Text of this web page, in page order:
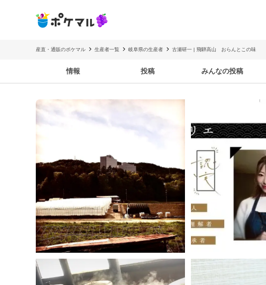
産直・通販のポケマル 生産者一覧 岐阜県の生産者 古瀬研一 | 飛騨高山 おらんとこの味
情報 投稿 みんなの投稿